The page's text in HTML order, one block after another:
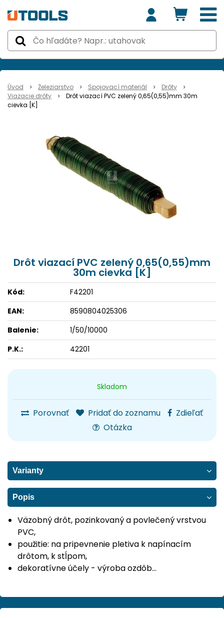
Úvod Železiarstvo Spojovací materiál
Drôty
Viazacie drôty
Drôt viazací PVC zelený 0,65(0,55)mm 30m
cievka [K]
Skladom
Porovnať Pridať do zoznamu
Zdieľať
Otázka
Drôt viazací PVC zelený 0,65(0,55)mm
30m cievka [K]
Kód:
F42201
EAN:
8590804025306
Balenie:
1/50/10000
P.K.:
42201
Varianty
Popis
Väzobný drôt, pozinkovaný a povlečený vrstvou
PVC,
použitie: na pripevnenie pletiva k napínacím
drôtom, k stĺpom,
dekoratívne účely - výroba ozdôb…